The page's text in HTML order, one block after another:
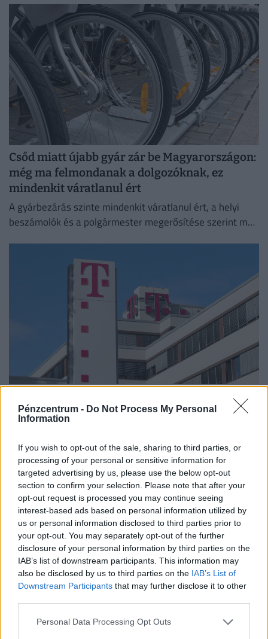
Pénzcentrum - Do Not Process My Personal
Information
If you wish to opt-out of the sale, sharing to third parties, or
processing of your personal or sensitive information for
targeted advertising by us, please use the below opt-out
section to confirm your selection. Please note that after your
opt-out request is processed you may continue seeing
interest-based ads based on personal information utilized by
us or personal information disclosed to third parties prior to
your opt-out. You may separately opt-out of the further
disclosure of your personal information by third parties on the
IAB’s list of downstream participants. This information may
also be disclosed by us to third parties on the IAB’s List of
Downstream Participants that may further disclose it to other
Personal Data Processing Opt Outs
kamatvágását.
Csőd miatt újabb gyár zár be Magyarországon:
még ma felmondanak a dolgozóknak, ez
mindenkit váratlanul ért
A gyárbezárás szinte mindenkit váratlanul ért, a helyi
beszámolók és a polgármester megerősítése szerint még
Itt vannak a friss Telekom-eredmények: így
indul neki a következő negyedéveknek a
A Magyar Telekom összes bevétele 0,8 százalékkal,
adózott eredménye 0,5 százalékkal nőtt a második
negyedévben 2025 azonos időszakához képest.